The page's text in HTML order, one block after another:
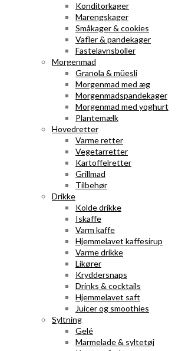
Konditorkager
Marengskager
Småkager & cookies
Vafler & pandekager
Fastelavnsboller
Morgenmad
Granola & müesli
Morgenmad med æg
Morgenmadspandekager
Morgenmad med yoghurt
Plantemælk
Hovedretter
Varme retter
Vegetarretter
Kartoffelretter
Grillmad
Tilbehør
Drikke
Kolde drikke
Iskaffe
Varm kaffe
Hjemmelavet kaffesirup
Varme drikke
Likører
Kryddersnaps
Drinks & cocktails
Hjemmelavet saft
Juicer og smoothies
Syltning
Gelé
Marmelade & syltetøj